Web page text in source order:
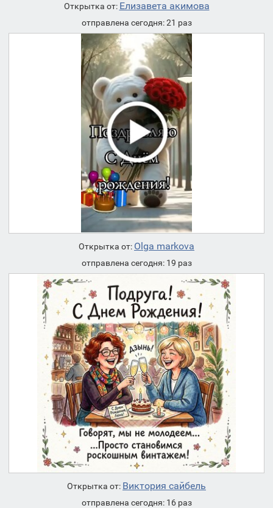
Открытка от: Елизавета акимова
отправлена сегодня: 21 раз
Открытка от: Olga markova
отправлена сегодня: 19 раз
Открытка от: Виктория сайбель
отправлена сегодня: 16 раз